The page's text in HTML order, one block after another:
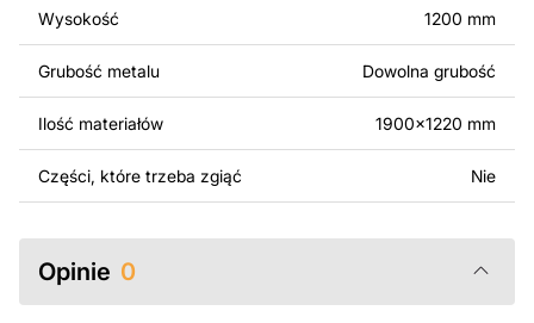
Za dodatkową opłatą możemy dostosować projekt
poprzez dodanie tekstu, obrazów lub logo Twojej firmy
albo wprowadzenie innych modyfikacji według Twoich
potrzeb. Jeśli potrzebujesz indywidualnego projektu
zawsze chętnie pomożemy.
Wysokość 1200 mm
Grubość metalu Dowolna grubość
Ilość materiałów 1900x1220 mm
Części, które trzeba zgiąć Nie
Opinie 0